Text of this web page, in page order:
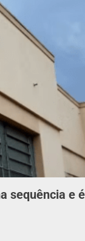
sequência e é